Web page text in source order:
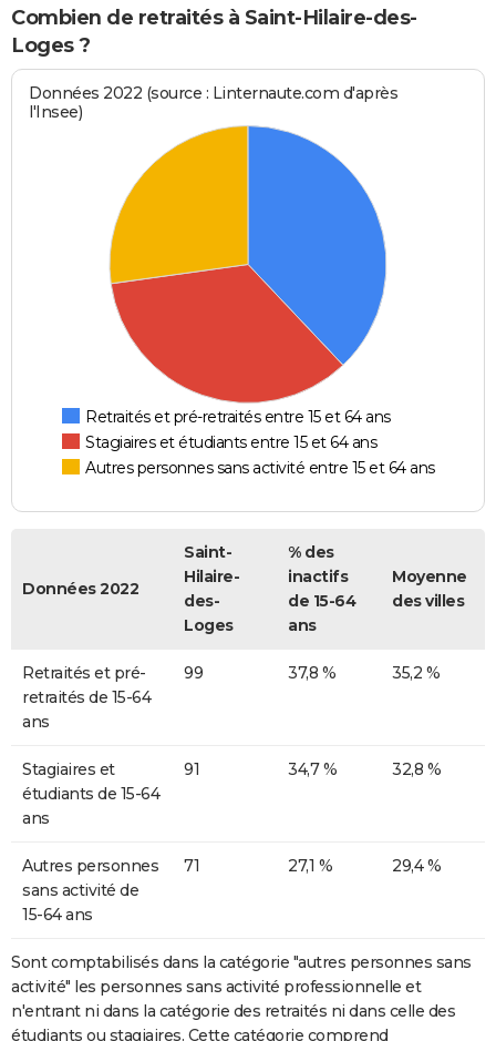
Combien de retraités à Saint-Hilaire-des-
Loges ?
Données 2022 (source : Linternaute.com d'après
l'Insee)
Retraités et pré-retraités entre 15 et 64 ans
Stagiaires et étudiants entre 15 et 64 ans
Autres personnes sans activité entre 15 et 64 ans
Données 2022
Saint-
Hilaire-
des-
Loges
% des
inactifs
de 15-64
ans
Moyenne
des villes
Retraités et pré-
retraités de 15-64
ans
99 37,8 % 35,2 %
Stagiaires et
étudiants de 15-64
ans
91 34,7 % 32,8 %
Autres personnes
sans activité de
15-64 ans
71 27,1 % 29,4 %
Sont comptabilisés dans la catégorie "autres personnes sans
activité" les personnes sans activité professionnelle et
n'entrant ni dans la catégorie des retraités ni dans celle des
étudiants ou stagiaires. Cette catégorie comprend